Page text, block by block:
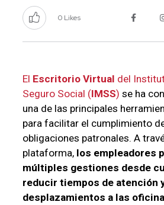
0 Likes
El Escritorio Virtual del
Seguro Social (IMSS) se ha
una de las principales
para facilitar el cumplimiento
obligaciones patronales. A
plataforma, los empleadores
múltiples gestiones desde
reducir tiempos de atención
desplazamientos a las